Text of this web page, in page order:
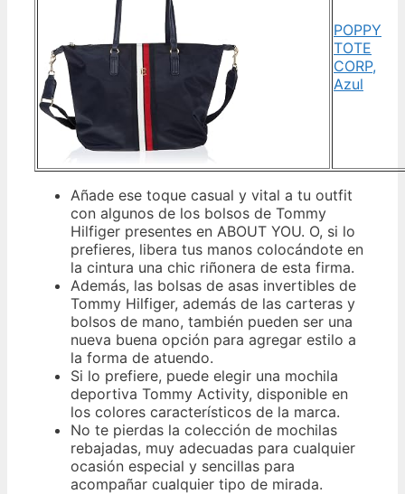
POPPY
TOTE
CORP,
Azul
Añade ese toque casual y vital a tu outfit
con algunos de los bolsos de Tommy
Hilfiger presentes en ABOUT YOU. O, si lo
prefieres, libera tus manos colocándote en
la cintura una chic riñonera de esta firma.
Además, las bolsas de asas invertibles de
Tommy Hilfiger, además de las carteras y
bolsos de mano, también pueden ser una
nueva buena opción para agregar estilo a
la forma de atuendo.
Si lo prefiere, puede elegir una mochila
deportiva Tommy Activity, disponible en
los colores característicos de la marca.
No te pierdas la colección de mochilas
rebajadas, muy adecuadas para cualquier
ocasión especial y sencillas para
acompañar cualquier tipo de mirada.